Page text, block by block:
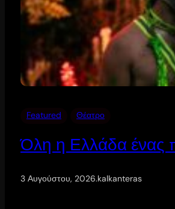
Featured Θέατρο
Όλη η Ελλάδα ένας
3 Αυγούστου, 2026.kalkanteras